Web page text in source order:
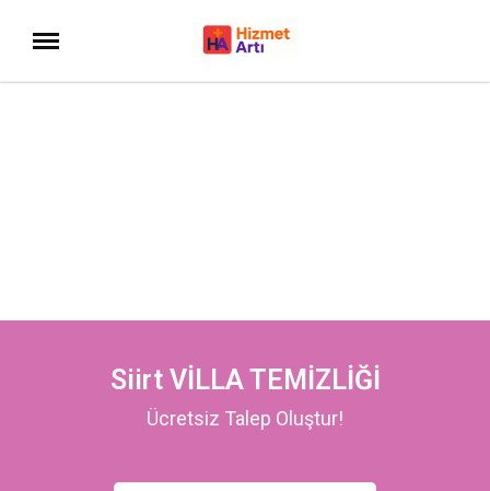
Siirt VİLLA TEMİZLİĞİ
Ücretsiz Talep Oluştur!